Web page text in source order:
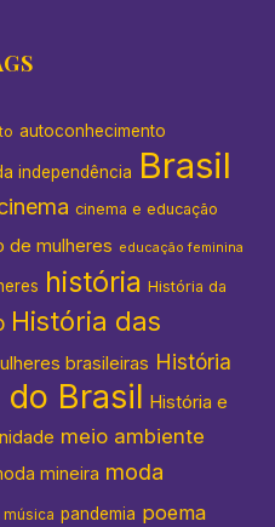
autoconhecimento
independência Brasil
cinema e educação
de mulheres educação feminina
história História da
História das
brasileiras História
Brasil História e
meio ambiente
mineira moda
música pandemia poema